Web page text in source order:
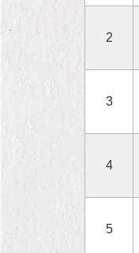
2
3
4
5